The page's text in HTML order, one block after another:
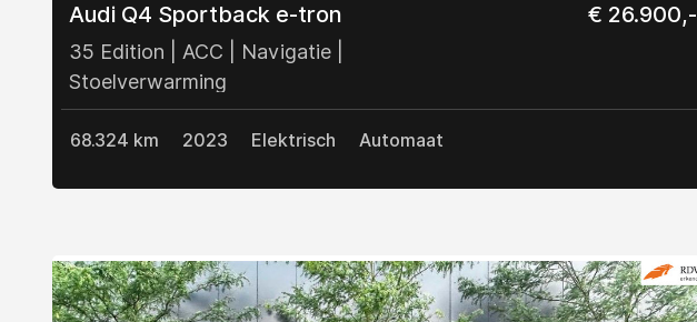
Audi Q4 Sportback e-tron
35 Edition | ACC | Navigatie |
Stoelverwarming
€ 26.900,-
68.324 km 2023 Elektrisch Automaat